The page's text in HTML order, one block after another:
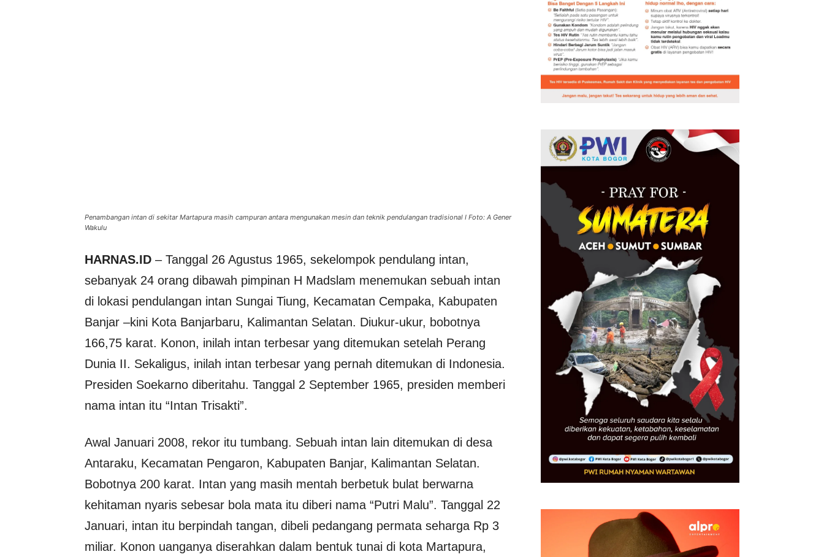
Penambangan intan di sekitar Martapura masih campuran antara mengunakan mesin dan teknik pendulangan tradisional I Foto: A Gener
Wakulu
HARNAS.ID – Tanggal 26 Agustus 1965, sekelompok pendulang intan,
sebanyak 24 orang dibawah pimpinan H Madslam menemukan sebuah intan
di lokasi pendulangan intan Sungai Tiung, Kecamatan Cempaka, Kabupaten
Banjar –kini Kota Banjarbaru, Kalimantan Selatan. Diukur-ukur, bobotnya
166,75 karat. Konon, inilah intan terbesar yang ditemukan setelah Perang
Dunia II. Sekaligus, inilah intan terbesar yang pernah ditemukan di Indonesia.
Presiden Soekarno diberitahu. Tanggal 2 September 1965, presiden memberi
nama intan itu “Intan Trisakti”.
Awal Januari 2008, rekor itu tumbang. Sebuah intan lain ditemukan di desa
Antaraku, Kecamatan Pengaron, Kabupaten Banjar, Kalimantan Selatan.
Bobotnya 200 karat. Intan yang masih mentah berbetuk bulat berwarna
kehitaman nyaris sebesar bola mata itu diberi nama “Putri Malu”. Tanggal 22
Januari, intan itu berpindah tangan, dibeli pedangang permata seharga Rp 3
miliar. Konon uanganya diserahkan dalam bentuk tunai di kota Martapura,